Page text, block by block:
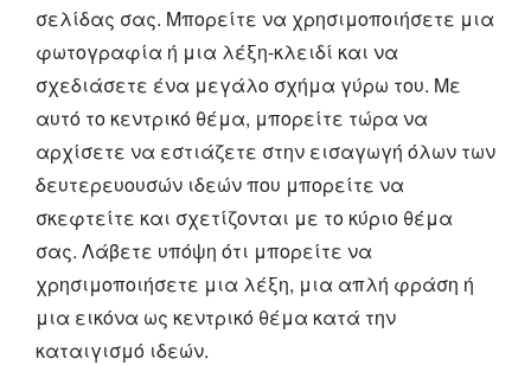
σελίδας σας. Μπορείτε να χρησιμοποιήσετε μια
φωτογραφία ή μια λέξη-κλειδί και να
σχεδιάσετε ένα μεγάλο σχήμα γύρω του. Με
αυτό το κεντρικό θέμα, μπορείτε τώρα να
αρχίσετε να εστιάζετε στην εισαγωγή όλων των
δευτερευουσών ιδεών που μπορείτε να
σκεφτείτε και σχετίζονται με το κύριο θέμα
σας. Λάβετε υπόψη ότι μπορείτε να
χρησιμοποιήσετε μια λέξη, μια απλή φράση ή
μια εικόνα ως κεντρικό θέμα κατά την
καταιγισμό ιδεών.